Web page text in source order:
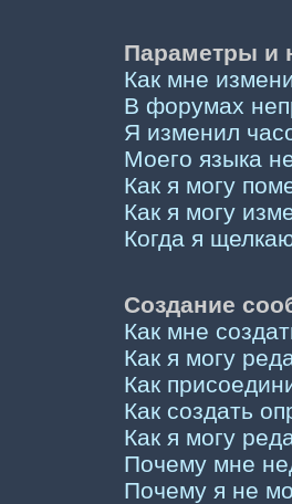
Параметры и
Как мне
В форумах
Я изменил
Моего языка
Как я могу
Как я могу
Когда я
Создание
Как мне
Как я могу
Как
Как создать
Как я могу
Почему мне
Почему я не